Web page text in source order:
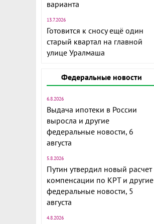
варианта
13.7.2026
Готовится к сносу ещё один
старый квартал на главной
улице Уралмаша
Федеральные новости
6.8.2026
Выдача ипотеки в России
выросла и другие
федеральные новости, 6
августа
5.8.2026
Путин утвердил новый расчет
компенсации по КРТ и другие
федеральные новости, 5
августа
4.8.2026